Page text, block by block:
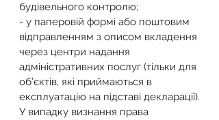
будівельного контролю;
- у паперовій формі або поштовим
відправленням з описом вкладення
через центри надання
адміністративних послуг (тільки для
об’єктів, які приймаються в
експлуатацію на підставі декларації).
У випадку визнання права